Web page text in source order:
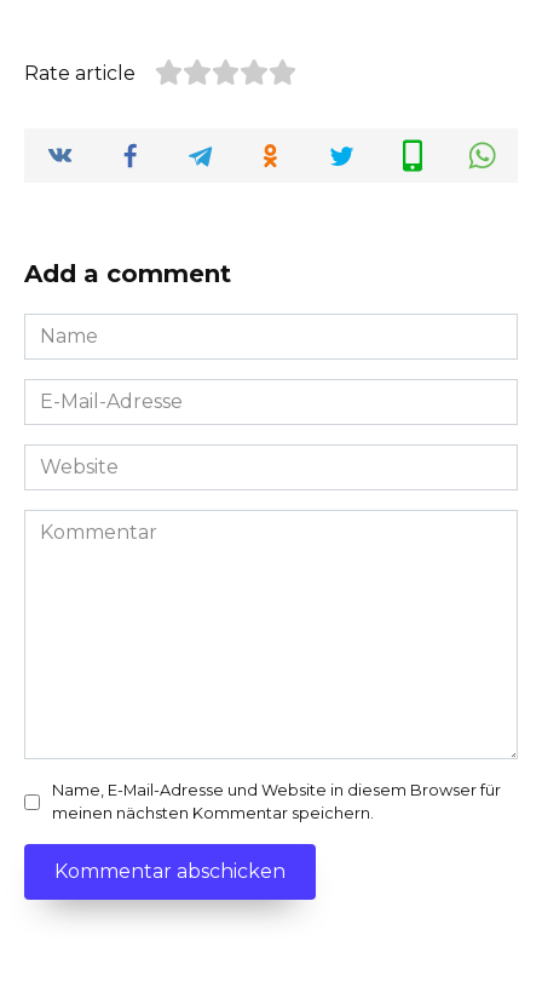
Rate article
Add a comment
Name
*
E-
Mail-
Adresse
Website
Kommentar
Name, E-Mail-Adresse und Website in diesem Browser für
meinen nächsten Kommentar speichern.